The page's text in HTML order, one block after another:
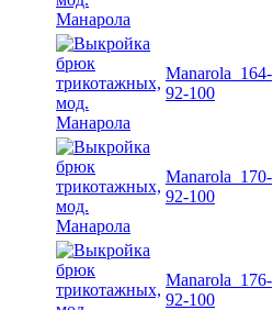
Manarola_164-
92-100
Manarola_170-
92-100
Manarola_176-
92-100